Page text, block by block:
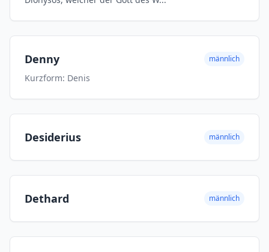
Denny männlich
Kurzform: Denis
Desiderius männlich
Dethard männlich